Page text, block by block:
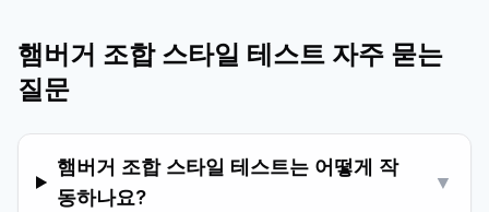
햄버거 조합 스타일 테스트 자주 묻는
질문
햄버거 조합 스타일 테스트는 어떻게 작
동하나요?
▼